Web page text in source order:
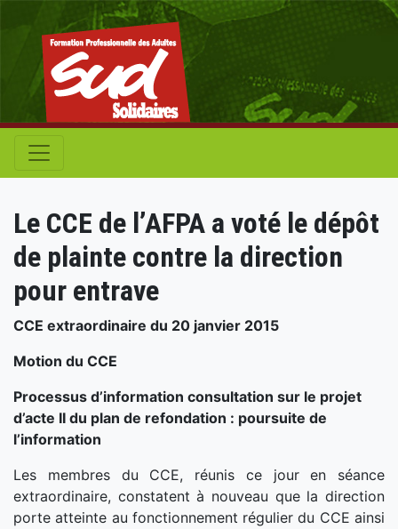
Le CCE de l’AFPA a voté le dépôt
de plainte contre la direction
pour entrave
CCE extraordinaire du 20 janvier 2015
Motion du CCE
Processus d’information consultation sur le projet
d’acte II du plan de refondation : poursuite de
l’information
Les membres du CCE, réunis ce jour en séance
extraordinaire, constatent à nouveau que la direction
porte atteinte au fonctionnement régulier du CCE ainsi